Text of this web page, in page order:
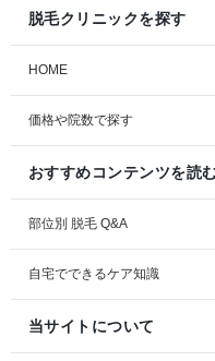
脱毛クリニックを探す
HOME
価格や院数で探す
おすすめコンテンツを読
部位別 脱毛 Q&A
自宅でできるケア知識
当サイトについて